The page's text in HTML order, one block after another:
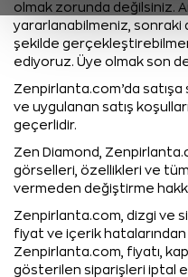
olmak zorunda değilsiniz.
yararlanabilmeniz, sonraki
şekilde
ediyoruz. Üye olmak son
Zenpirlanta.com’da
ve uygulanan satış
geçerlidir.
Zen Diamond,
görselleri, özellikleri ve
vermeden değiştirme
Zenpirlanta.com, dizgi ve
fiyat ve içerik hatalarından
Zenpirlanta.com, fiyatı,
gösterilen siparişleri iptal